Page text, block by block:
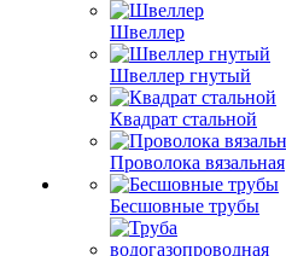
Швеллер
Швеллер гнутый
Квадрат стальной
Проволока вязальная
Бесшовные трубы